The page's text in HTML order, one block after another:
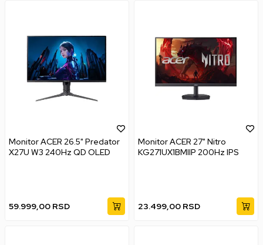
Monitor ACER 26.5" Predator
X27U W3 240Hz QD OLED
59.999,00 RSD
Monitor ACER 27" Nitro
KG271UX1BMIIP 200Hz IPS
23.499,00 RSD